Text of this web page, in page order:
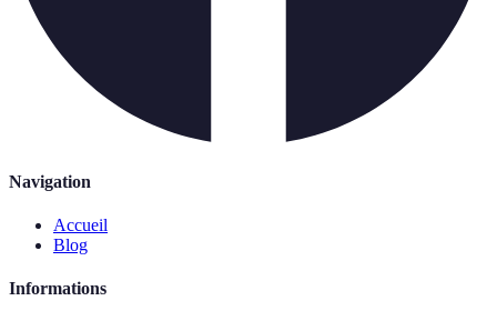
Navigation
Accueil
Blog
Informations